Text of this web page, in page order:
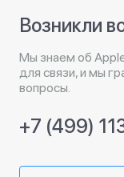
Возникли
Мы знаем об
для связи, и мы
вопросы.
+7 (499)